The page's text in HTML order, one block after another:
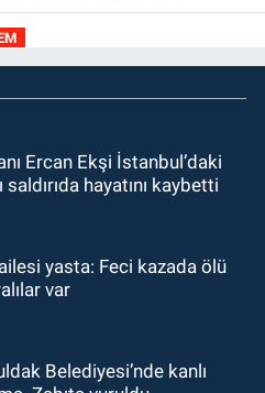
Çaycuma ırmağında görüldü:
şaşkınlık yaşadı
TMO kabuklu fındık alım
Zonguldak'ta pitbul köpek
Ercan Ekşi İstanbul’daki
saldırıda hayatını kaybetti
yasta: Feci kazada ölü
var
Belediyesi’nde kanlı